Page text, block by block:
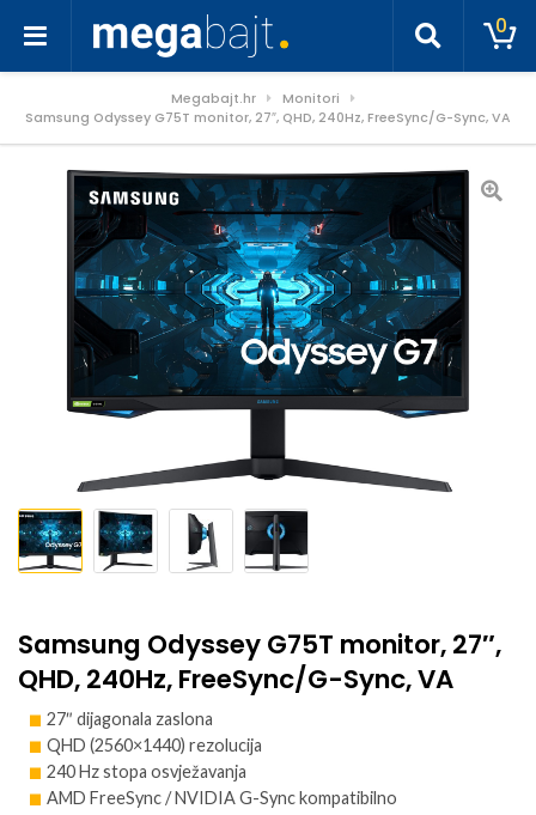
0
Megabajt.hr
Monitori
Samsung Odyssey G75T monitor, 27″, QHD, 240Hz, FreeSync/G-Sync, VA
Samsung Odyssey G75T monitor, 27″,
QHD, 240Hz, FreeSync/G-Sync, VA
27″ dijagonala zaslona
QHD (2560×1440) rezolucija
240 Hz stopa osvježavanja
AMD FreeSync / NVIDIA G-Sync kompatibilno